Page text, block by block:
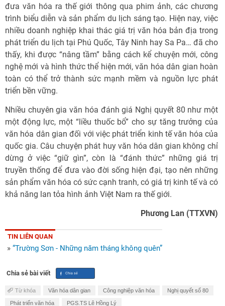
đưa văn hóa ra thế giới thông qua phim ảnh, các chương
trình biểu diễn và sản phẩm du lịch sáng tạo. Hiện nay, việc
nhiều doanh nghiệp khai thác giá trị văn hóa bản địa trong
phát triển du lịch tại Phú Quốc, Tây Ninh hay Sa Pa… đã cho
thấy, khi được “nâng tầm” bằng cách kể chuyện mới, công
nghệ mới và hình thức thể hiện mới, văn hóa dân gian hoàn
toàn có thể trở thành sức mạnh mềm và nguồn lực phát
triển bền vững.
Nhiều chuyên gia văn hóa đánh giá Nghị quyết 80 như một
một động lực, một “liều thuốc bổ” cho sự tăng trưởng của
văn hóa dân gian đối với việc phát triển kinh tế văn hóa của
quốc gia. Câu chuyện phát huy văn hóa dân gian không chỉ
dừng ở việc “giữ gìn”, còn là “đánh thức” những giá trị
truyền thống để đưa vào đời sống hiện đại, tạo nên những
sản phẩm văn hóa có sức cạnh tranh, có giá trị kinh tế và có
khả năng lan tỏa hình ảnh Việt Nam ra thế giới.
Phương Lan (TTXVN)
TIN LIÊN QUAN
» “Trường Sơn - Những năm tháng không quên”
Chia sẻ bài viết
Từ khóa Văn hóa dân gian Công nghiệp văn hóa Nghị quyết số 80
Phát triển văn hóa PGS.TS Lê Hồng Lý